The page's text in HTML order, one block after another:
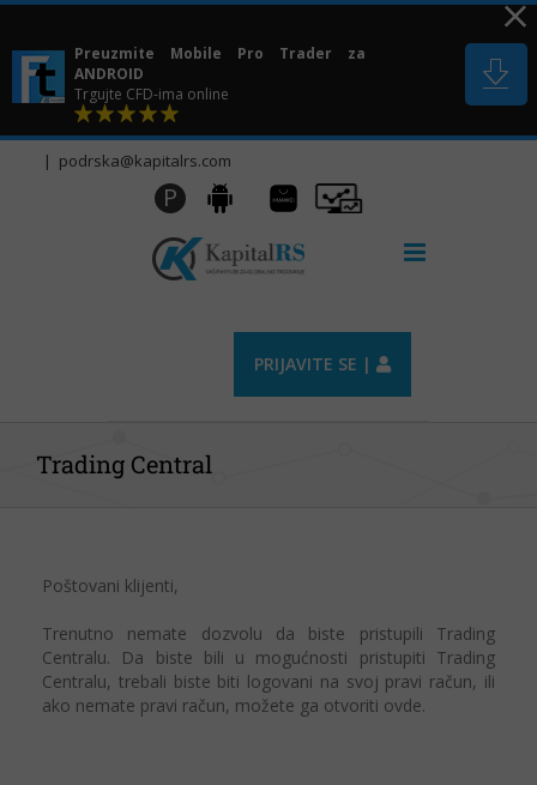
Skip
content
Preuzmite Mobile Pro Trader za
ANDROID
Trgujte CFD-ima online
| podrska@kapitalrs.com
P Android
Huawei
AppGallery
Pro
Trader
PRIJAVITE SE |
Trading Central
Poštovani klijenti,
Trenutno nemate dozvolu da biste pristupili Trading
Centralu. Da biste bili u mogućnosti pristupiti Trading
Centralu, trebali biste biti logovani na svoj pravi račun, ili
ako nemate pravi račun, možete ga otvoriti ovde.